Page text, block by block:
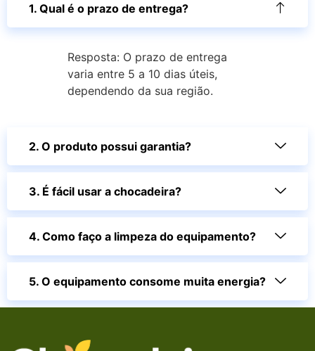
1. Qual é o prazo de entrega?
Resposta: O prazo de entrega
varia entre 5 a 10 dias úteis,
dependendo da sua região.
2. O produto possui garantia?
3. É fácil usar a chocadeira?
4. Como faço a limpeza do equipamento?
5. O equipamento consome muita energia?